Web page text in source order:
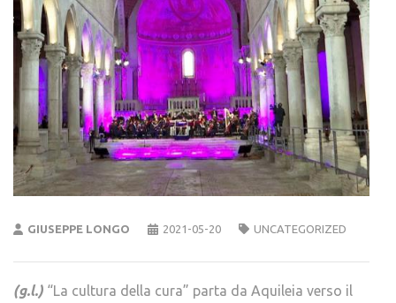
GIUSEPPE LONGO 2021-05-20 UNCATEGORIZED
(g.l.) “La cultura della cura” parta da Aquileia verso il